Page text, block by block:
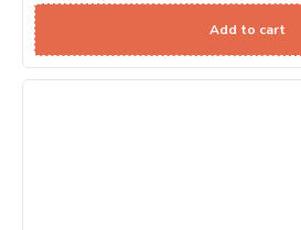
Add to cart